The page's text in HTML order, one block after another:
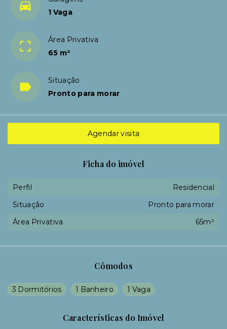
1 Vaga
Área Privativa
65 m²
Situação
Pronto para morar
Cômodos
3 Dormitórios 1 Banheiro 1 Vaga
Características do Imóvel
Agendar visita
Ficha do imóvel
Perfil
Residencial
Situação
Pronto para morar
Área Privativa
65m²